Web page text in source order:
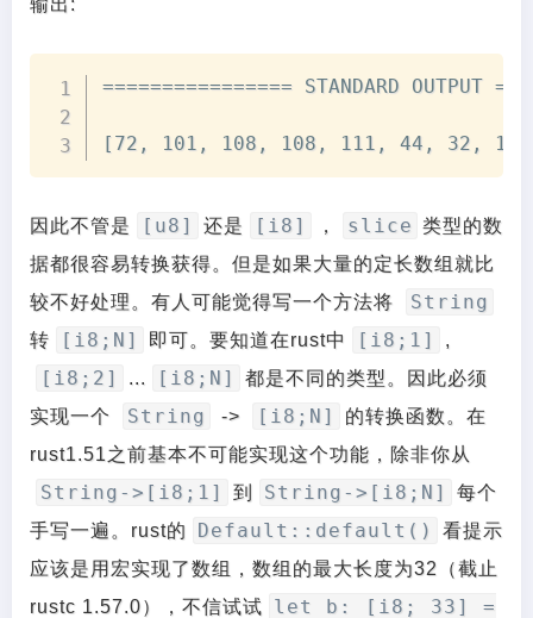
输出:
================ STANDARD OUTPUT
[72, 101, 108, 108, 111, 44, 32,
Copy
因此不管是 [u8] 还是 [i8] ， slice 类型的数
据都很容易转换获得。但是如果大量的定长数组就比
较不好处理。有人可能觉得写一个方法将
String
转 [i8;N] 即可。要知道在rust中 [i8;1] ,
[i8;2] ... [i8;N]
都是不同的类型。因此必须
实现一个
String -> [i8;N]
的转换函数。在
rust1.51之前基本不可能实现这个功能，除非你从
String->[i8;1] 到 String->[i8;N]
每个
手写一遍。rust的
Default::default()
看提示
应该是用宏实现了数组，数组的最大长度为32（截止
rustc 1.57.0），不信试试
let b: [i8; 33] =